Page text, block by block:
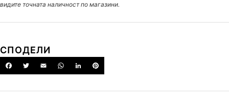
видите точната наличност по магазини.
СПОДЕЛИ